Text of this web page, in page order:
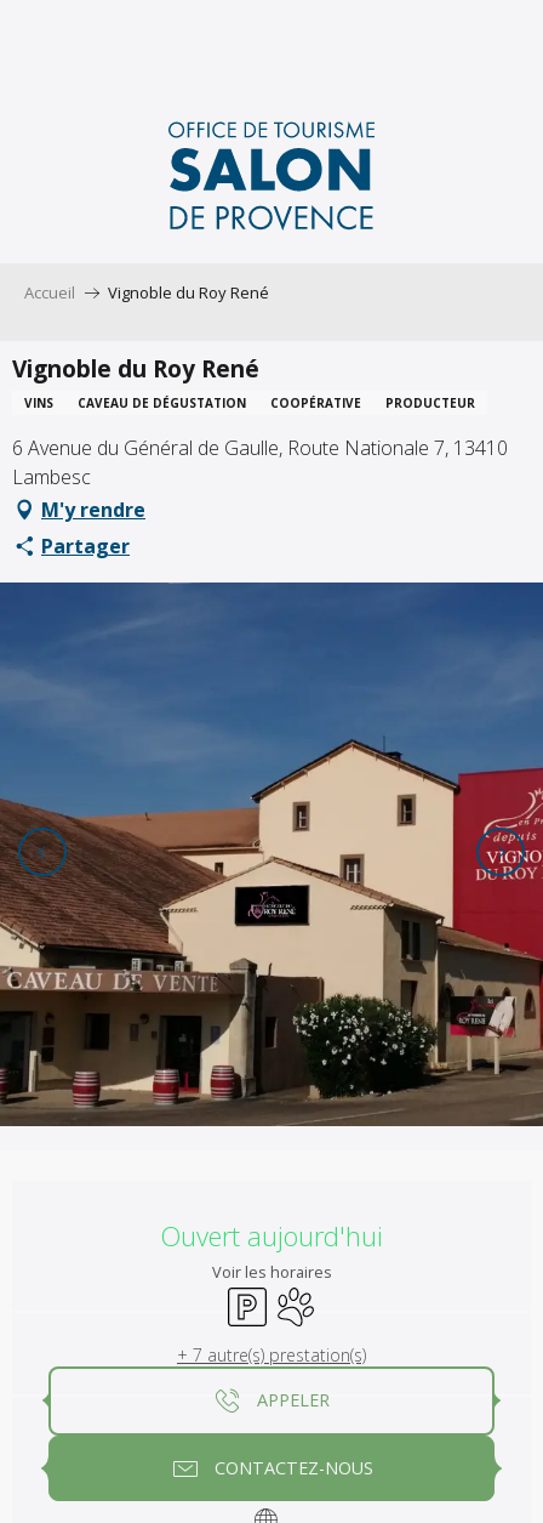
Accueil Vignoble du Roy René
Vignoble du Roy René
VINS CAVEAU DE DÉGUSTATION COOPÉRATIVE PRODUCTEUR
6 Avenue du Général de Gaulle, Route Nationale 7, 13410
Lambesc
M'y rendre
Partager
Ouvert aujourd'hui
Voir les horaires
ParkingAnimaux acceptés
+ 7 autre(s) prestation(s)
APPELER
CONTACTEZ-NOUS